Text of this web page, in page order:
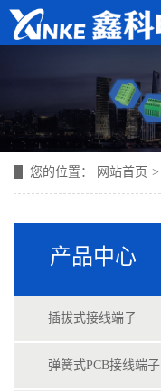
您的位置： 网站首页 >
产品中心
插拔式接线端子
弹簧式PCB接线端子